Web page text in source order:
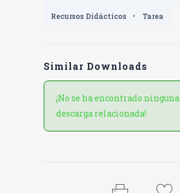
Recursos Didácticos , Tarea
Similar Downloads
¡No se ha encontrado ninguna
descarga relacionada!